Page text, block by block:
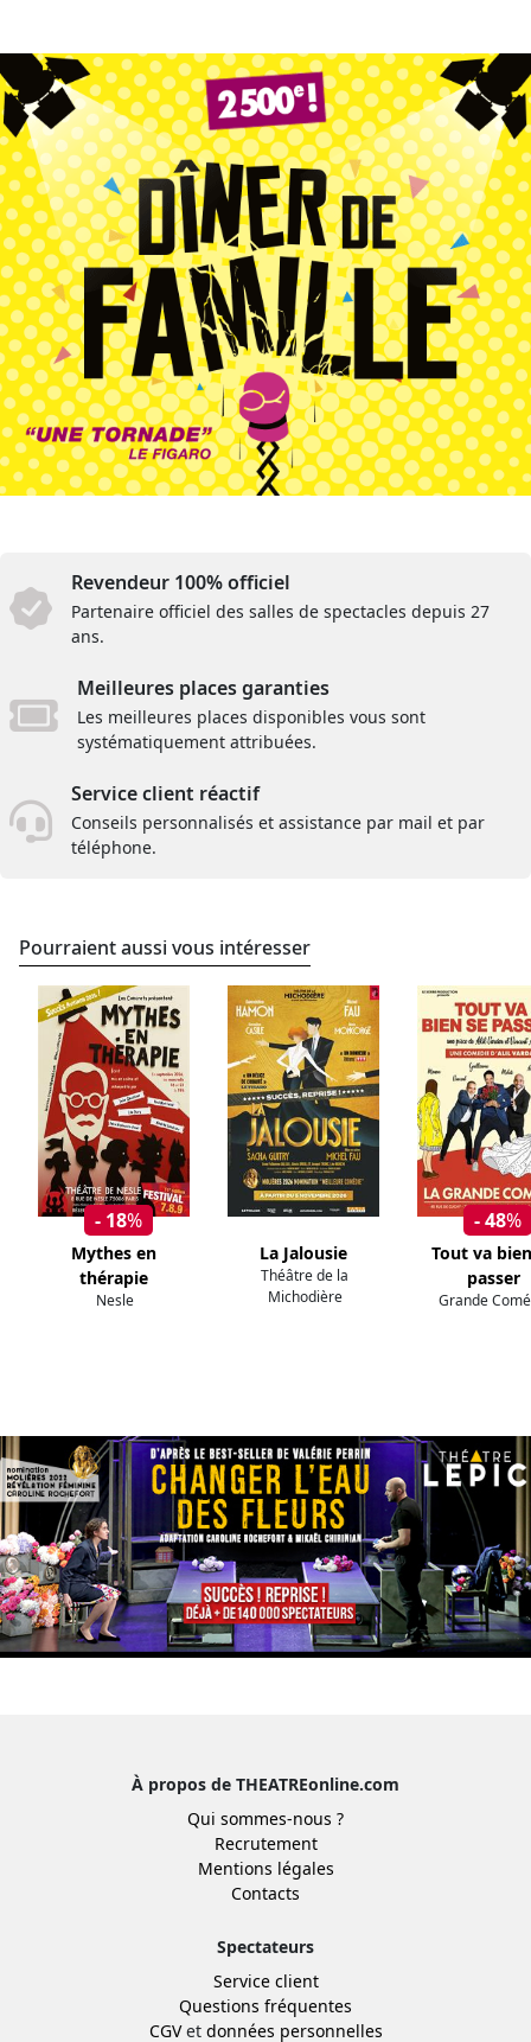
Revendeur 100% officiel
Partenaire officiel des salles de spectacles depuis 27
ans.
Meilleures places garanties
Les meilleures places disponibles vous sont
systématiquement attribuées.
Service client réactif
Conseils personnalisés et assistance par mail et par
téléphone.
Pourraient aussi vous intéresser
- 18%
Mythes en
thérapie
Nesle
La Jalousie
Théâtre de la
Michodière
- 48%
Tout va
passer
Grande
À propos de THEATREonline.com
Qui sommes-nous ?
Recrutement
Mentions légales
Contacts
Spectateurs
Service client
Questions fréquentes
CGVet données personnelles